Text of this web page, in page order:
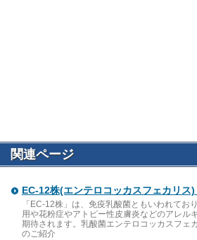
関連ページ
EC-12株(エンテロコッカスフェカリ
「EC-12株」は、免疫乳酸菌ともいわれてお
用や花粉症やアトピー性皮膚炎などのアレル
期待されます。乳酸菌エンテロコッカスフェ
のご紹介